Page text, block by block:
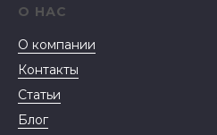
О НАС
О компании
Контакты
Статьи
Блог